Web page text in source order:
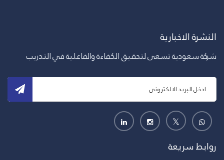
النشرة الاخبارية
شركة سعودية تسعى لتحقيق الكفاءة والفاعلية في التدريب
روابط سريعة